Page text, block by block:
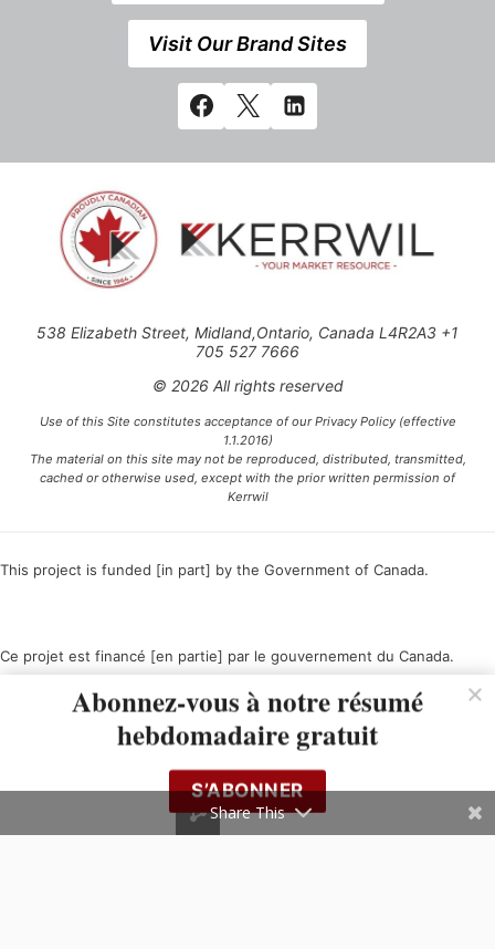
Visit Our Brand Sites
538 Elizabeth Street, Midland,Ontario, Canada L4R2A3 +1
705 527 7666
© 2026 All rights reserved
Use of this Site constitutes acceptance of our Privacy Policy (effective
1.1.2016)
The material on this site may not be reproduced, distributed, transmitted,
cached or otherwise used, except with the prior written permission of
Kerrwil
This project is funded [in part] by the Government of Canada.
Ce projet est financé [en partie] par le gouvernement du Canada.
Abonnez-vous à notre résumé
hebdomadaire gratuit
S’ABONNER
Share This